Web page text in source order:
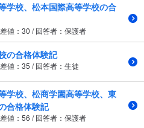
学校、松本国際高等学校の合
値：30 / 回答者：保護者
の合格体験記
値：35 / 回答者：生徒
学校、松商学園高等学校、東
合格体験記
値：56 / 回答者：保護者